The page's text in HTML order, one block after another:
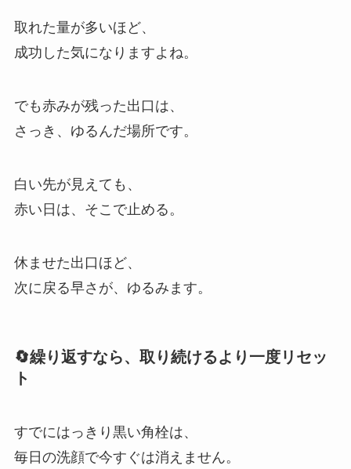
取れた量が多いほど、
成功した気になりますよね。
でも赤みが残った出口は、
さっき、ゆるんだ場所です。
白い先が見えても、
赤い日は、そこで止める。
休ませた出口ほど、
次に戻る早さが、ゆるみます。
🔄繰り返すなら、取り続けるより一度リセッ
ト
すでにはっきり黒い角栓は、
毎日の洗顔で今すぐは消えません。